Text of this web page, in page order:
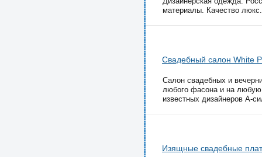
материалы. Качество
Свадебный салон White
Салон свадебных и
любого фасона и на любую
известных дизайнеров А-
Изящные свадебные